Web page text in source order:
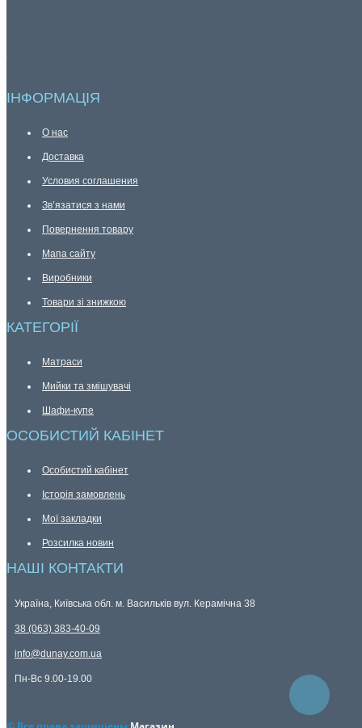
ІНФОРМАЦІЯ
О нас
Доставка
Условия соглашения
Зв’язатися з нами
Повернення товару
Мапа сайту
Виробники
Товари зі знижкою
КАТЕГОРІЇ
Матраси
Мийки та змішувачі
Шафи-купе
ОСОБИСТИЙ КАБІНЕТ
Особистий кабінет
Історія замовлень
Мої закладки
Розсилка новин
НАШІ КОНТАКТИ
Україна, Київська обл. м. Васильків вул. Керамічна 38
38 (063) 383-40-09
info@dunay.com.ua
Пн-Вс 9.00-19.00